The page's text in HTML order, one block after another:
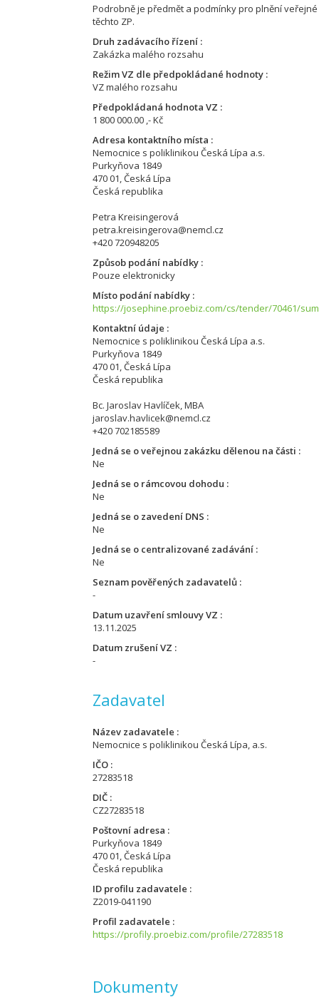
Podrobně je předmět a podmínky pro plnění
těchto ZP.
Druh zadávacího řízení
Zakázka malého rozsahu
Režim VZ dle předpokládané hodnoty
VZ malého rozsahu
Předpokládaná hodnota VZ
1 800 000.00 ,- Kč
Adresa kontaktního místa
Nemocnice s poliklinikou Česká Lípa a.s.
Purkyňova 1849
470 01, Česká Lípa
Česká republika
Petra Kreisingerová
petra.kreisingerova@nemcl.cz
+420 720948205
Způsob podání nabídky
Pouze elektronicky
Místo podání nabídky
https://josephine.proebiz.com/cs/tender/70461/
Kontaktní údaje
Nemocnice s poliklinikou Česká Lípa a.s.
Purkyňova 1849
470 01, Česká Lípa
Česká republika
Bc. Jaroslav Havlíček, MBA
jaroslav.havlicek@nemcl.cz
+420 702185589
Jedná se o veřejnou zakázku dělenou na části
Ne
Jedná se o rámcovou dohodu
Ne
Jedná se o zavedení DNS
Ne
Jedná se o centralizované zadávání
Ne
Seznam pověřených zadavatelů
-
Datum uzavření smlouvy VZ
13.11.2025
Datum zrušení VZ
-
Zadavatel
Název zadavatele
Nemocnice s poliklinikou Česká Lípa, a.s.
IČO
27283518
DIČ
CZ27283518
Poštovní adresa
Purkyňova 1849
470 01, Česká Lípa
Česká republika
ID profilu zadavatele
Z2019-041190
Profil zadavatele
https://profily.proebiz.com/profile/27283518
Dokumenty